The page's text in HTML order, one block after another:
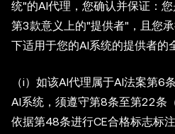
统"的AI代理，您确认并保证：
第3款意义上的"提供者"，且您
下适用于您的AI系统的提供者的
（i）如该AI代理属于AI法案第6
AI系统，须遵守第8条至第22条
依据第48条进行CE合格标志标